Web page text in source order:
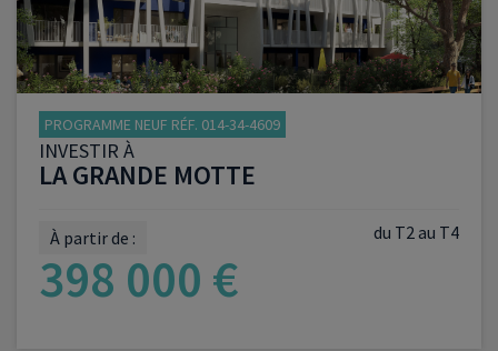
PROGRAMME NEUF RÉF. 014-34-4609
INVESTIR À
LA GRANDE MOTTE
du T2 au T4
À partir de :
398 000 €